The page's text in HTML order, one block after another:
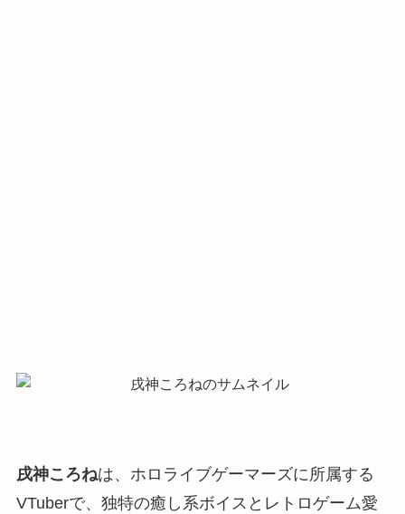
戌神ころねは、ホロライブゲーマーズに所属する
VTuberで、独特の癒し系ボイスとレトロゲーム愛